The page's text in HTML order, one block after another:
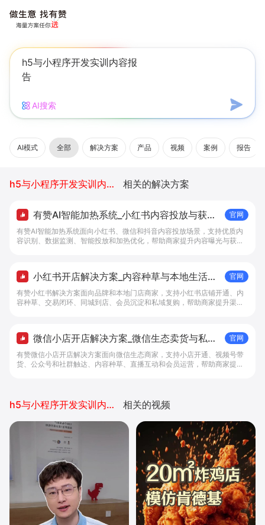
AI搜索
AI模式 全部 解决方案 产品 视频 案例 报告
h5与小程序开发实训内容报告 相关的解决方案
有赞AI智能加热系统_小红书内容投放与获客
提效解决方案 - 做生意, 找有赞
官网
有赞AI智能加热系统面向小红书、微信和抖音内容投放场景，支持优质内
容识别、数据监测、智能投放和加热优化，帮助商家提升内容曝光与获客
小红书开店解决方案_内容种草与本地生活转
化工具 - 做生意, 找有赞
官网
有赞小红书解决方案面向品牌和本地门店商家，支持小红书店铺开通、内
容种草、交易闭环、同城到店、会员沉淀和私域复购，帮助商家提升渠道
微信小店开店解决方案_微信生态卖货与私域
经营 - 做生意, 找有赞
官网
有赞微信小店开店解决方案面向微信生态商家，支持小店开通、视频号带
货、公众号和社群触达、内容种草、直播互动和会员运营，帮助商家提升
h5与小程序开发实训内容报告 相关的视频